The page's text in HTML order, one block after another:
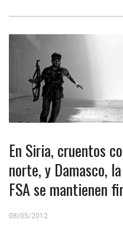
En Siria, cruentos
norte, y Damasco,
FSA se mantienen
08/05/2012